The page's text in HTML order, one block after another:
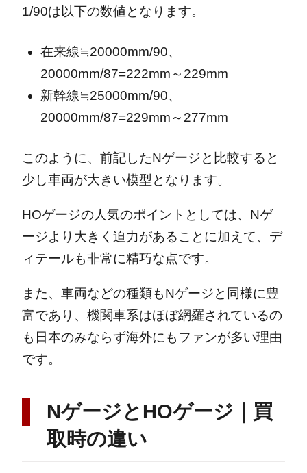
1/90は以下の数値となります。
在来線≒20000mm/90、
20000mm/87=222mm～229mm
新幹線≒25000mm/90、
20000mm/87=229mm～277mm
このように、前記したNゲージと比較すると
少し車両が大きい模型となります。
HOゲージの人気のポイントとしては、Nゲ
ージより大きく迫力があることに加えて、デ
ィテールも非常に精巧な点です。
また、車両などの種類もNゲージと同様に豊
富であり、機関車系はほぼ網羅されているの
も日本のみならず海外にもファンが多い理由
です。
NゲージとHOゲージ｜買
取時の違い